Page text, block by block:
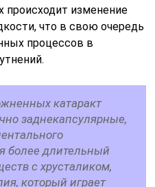
происходит изменение
что в свою очередь
процессов в
катаракт
заднекапсулярные,
более длительный
с хрусталиком,
который играет